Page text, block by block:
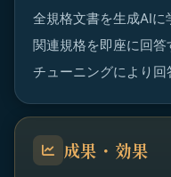
全規格文書を生成AIに
関連規格を即座に回
チューニングにより回
成果・効果